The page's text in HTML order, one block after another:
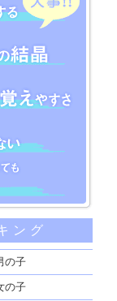
ト
結晶
音、覚えやすさ
ぎない
ング
の子
の子